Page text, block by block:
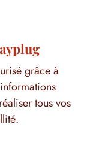
grâce à
tous vos